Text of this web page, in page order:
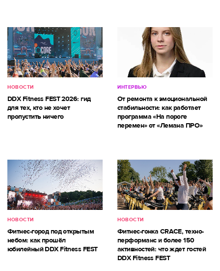
НОВОСТИ
DDX Fitness FEST 2026: гид
для тех, кто не хочет
пропустить ничего
ИНТЕРВЬЮ
От ремонта к эмоциональной
стабильности: как работает
программа «На пороге
перемен» от «Лемана ПРО»
НОВОСТИ
Фитнес-город под открытым
небом: как прошёл
юбилейный DDX Fitness FEST
НОВОСТИ
Фитнес-гонка CRACE, техно-
перформанс и более 150
активностей: что ждет гостей
DDX Fitness FEST